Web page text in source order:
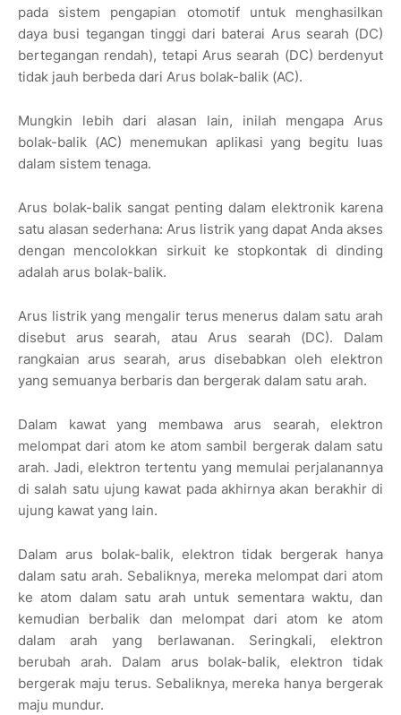
pada sistem pengapian otomotif untuk menghasilkan
daya busi tegangan tinggi dari baterai Arus searah (DC)
bertegangan rendah), tetapi Arus searah (DC) berdenyut
tidak jauh berbeda dari Arus bolak-balik (AC).
Mungkin lebih dari alasan lain, inilah mengapa Arus
bolak-balik (AC) menemukan aplikasi yang begitu luas
dalam sistem tenaga.
Arus bolak-balik sangat penting dalam elektronik karena
satu alasan sederhana: Arus listrik yang dapat Anda akses
dengan mencolokkan sirkuit ke stopkontak di dinding
adalah arus bolak-balik.
Arus listrik yang mengalir terus menerus dalam satu arah
disebut arus searah, atau Arus searah (DC). Dalam
rangkaian arus searah, arus disebabkan oleh elektron
yang semuanya berbaris dan bergerak dalam satu arah.
Dalam kawat yang membawa arus searah, elektron
melompat dari atom ke atom sambil bergerak dalam satu
arah. Jadi, elektron tertentu yang memulai perjalanannya
di salah satu ujung kawat pada akhirnya akan berakhir di
ujung kawat yang lain.
Dalam arus bolak-balik, elektron tidak bergerak hanya
dalam satu arah. Sebaliknya, mereka melompat dari atom
ke atom dalam satu arah untuk sementara waktu, dan
kemudian berbalik dan melompat dari atom ke atom
dalam arah yang berlawanan. Seringkali, elektron
berubah arah. Dalam arus bolak-balik, elektron tidak
bergerak maju terus. Sebaliknya, mereka hanya bergerak
maju mundur.